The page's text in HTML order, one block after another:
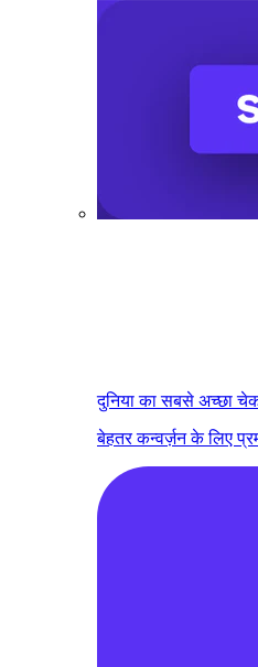
दुनिया का सबसे अच्छा
बेहतर कन्वर्ज़न के लिए